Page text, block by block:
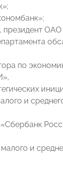
ОАО
по
и
и